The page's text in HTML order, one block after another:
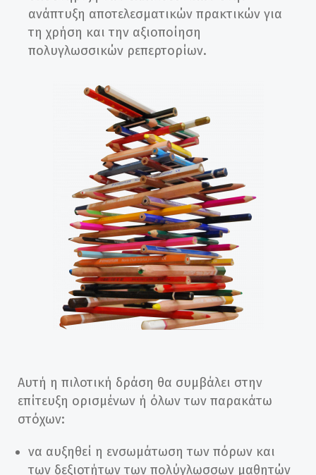
ανάπτυξη αποτελεσματικών πρακτικών για
τη χρήση και την αξιοποίηση
πολυγλωσσικών ρεπερτορίων.
Αυτή η πιλοτική δράση θα συμβάλει στην
επίτευξη ορισμένων ή όλων των παρακάτω
στόχων:
να αυξηθεί η ενσωμάτωση των πόρων και
των δεξιοτήτων των πολύγλωσσων μαθητών